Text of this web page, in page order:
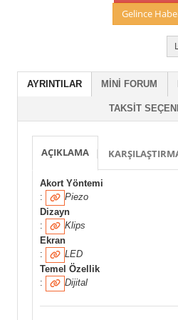
Gelince
AYRINTILAR MINI FORUM
TAKSIT
AÇIKLAMA
Akort Yöntemi
:
Piezo
Dizayn
:
Klips
Ekran
:
LED
Temel Özellik
:
Dijital